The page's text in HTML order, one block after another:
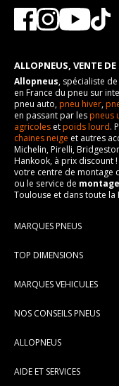
ALLOPNEUS, VENTE DE
Allopneus, spécialiste de
en France du pneu sur
pneu auto,pneu hiver,
en passant par lespneus
agricoles etpoids lourd.
chaines neige et autres
Michelin, Pirelli,
Hankook, à prix discount
votre centre de montage
ou le service de
Toulouse et dans toute la
MARQUES PNEUS
Pneus Continental
Pneus Hankook
Pneus Dunlop
TOP DIMENSIONS
195/65R15
205/60R16
MARQUES VEHICULES
Peugeot
NOS CONSEILS PNEUS
Pression pneu
ALLOPNEUS
AIDE ET SERVICES